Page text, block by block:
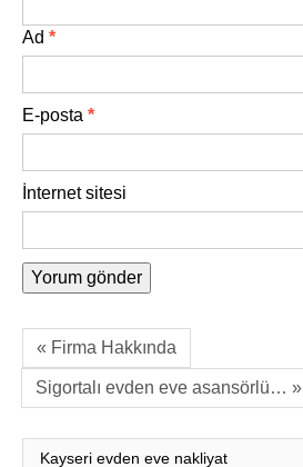
Ad *
E-posta *
İnternet sitesi
« Firma Hakkında
Sigortalı evden eve asansörlü… »
Kayseri evden eve nakliyat